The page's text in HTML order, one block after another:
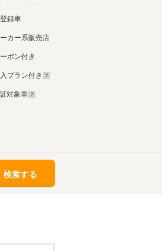
録車
カー系販売店
ポン付き
プラン付き
対象車
検索する